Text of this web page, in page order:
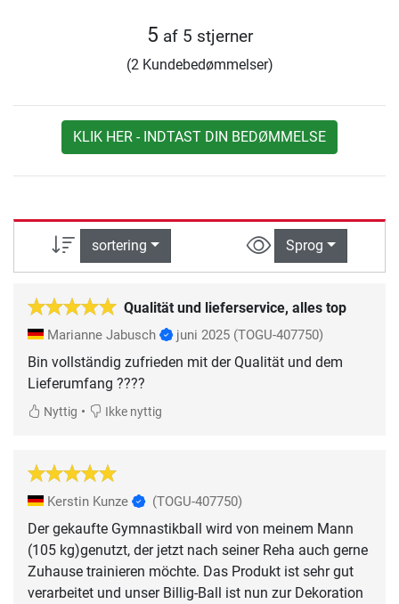
5 af 5 stjerner
(2 Kundebedømmelser)
KLIK HER - INDTAST DIN BEDØMMELSE
sortering Sprog
Qualität und lieferservice, alles top
Marianne Jabusch juni 2025 (TOGU-407750)
Bin vollständig zufrieden mit der Qualität und dem
Lieferumfang ????
Nyttig • Ikke nyttig
Kerstin Kunze (TOGU-407750)
Der gekaufte Gymnastikball wird von meinem Mann
(105 kg)genutzt, der jetzt nach seiner Reha auch gerne
Zuhause trainieren möchte. Das Produkt ist sehr gut
verarbeitet und unser Billig-Ball ist nun zur Dekoration